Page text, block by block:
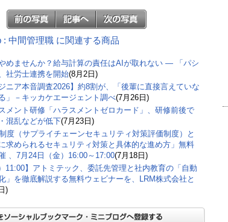
: 中間管理職 に関連する商品
めませんか？給与計算の責任はAIが取れない ― 「パシ
社労士連携を開始(8月2日)
ニア本音調査2026】約8割が、「後輩に直接言えていな
」－キッカケエージェント調べ(7月26日)
メント研修「ハラスメントゼロカード」、研修前後で
混乱などが低下(7月23日)
度（サプライチェーンセキュリティ対策評価制度）と
求められるセキュリティ対策と具体的な進め方」無料
、7月24日（金）16:00～17:00(7月18日)
11:00】アトミテック、委託先管理と社内教育の「自動
」を徹底解説する無料ウェビナーを、LRM株式会社と
)